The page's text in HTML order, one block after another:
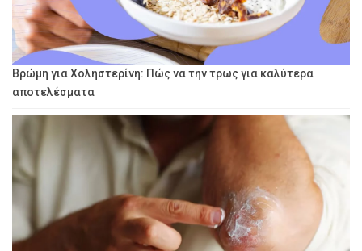
Βρώμη για Χοληστερίνη: Πώς να την τρως για καλύτερα
αποτελέσματα